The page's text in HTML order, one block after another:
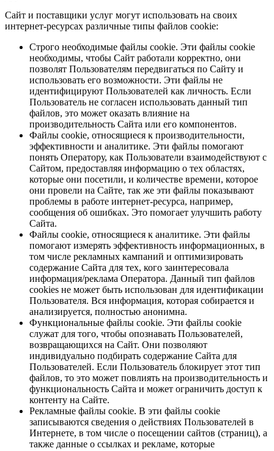
Сайт и поставщики услуг могут использовать на своих
интернет-ресурсах различные типы файлов cookie:
Строго необходимые файлы cookie. Эти файлы cookie
необходимы, чтобы Сайт работали корректно, они
позволят Пользователям передвигаться по Сайту и
использовать его возможности. Эти файлы не
идентифицируют Пользователей как личность. Если
Пользователь не согласен использовать данный тип
файлов, это может оказать влияние на
производительность Сайта или его компонентов.
Файлы cookie, относящиеся к производительности,
эффективности и аналитике. Эти файлы помогают
понять Оператору, как Пользователи взаимодействуют с
Сайтом, предоставляя информацию о тех областях,
которые они посетили, и количестве времени, которое
они провели на Сайте, так же эти файлы показывают
проблемы в работе интернет-ресурса, например,
сообщения об ошибках. Это помогает улучшить работу
Сайта.
Файлы cookie, относящиеся к аналитике. Эти файлы
помогают измерять эффективность информационных, в
том числе рекламных кампаний и оптимизировать
содержание Сайта для тех, кого заинтересовала
информация/реклама Оператора. Данный тип файлов
cookies не может быть использован для идентификации
Пользователя. Вся информация, которая собирается и
анализируется, полностью анонимна.
Функциональные файлы cookie. Эти файлы cookie
служат для того, чтобы опознавать Пользователей,
возвращающихся на Сайт. Они позволяют
индивидуально подбирать содержание Сайта для
Пользователей. Если Пользователь блокирует этот тип
файлов, то это может повлиять на производительность и
функциональность Сайта и может ограничить доступ к
контенту на Сайте.
Рекламные файлы cookie. В эти файлы cookie
записываются сведения о действиях Пользователей в
Интернете, в том числе о посещении сайтов (страниц), а
также данные о ссылках и рекламе, которые